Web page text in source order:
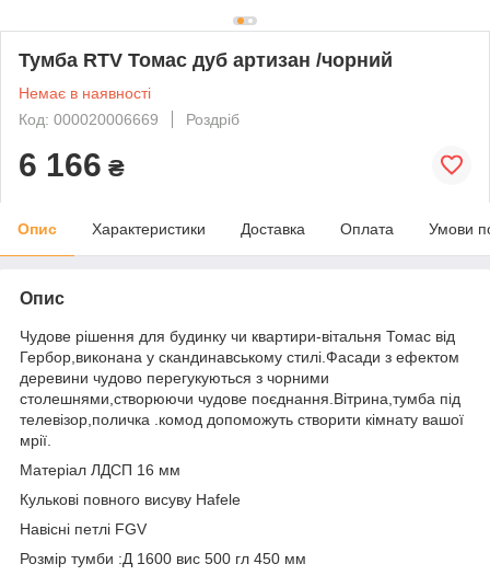
Тумба RTV Томас дуб артизан /чорний
Немає в наявності
Код: 000020006669
Роздріб
6 166 ₴
Опис Характеристики Доставка Оплата Умови
Опис
Чудове рішення для будинку чи квартири-вітальня Томас від
Гербор,виконана у скандинавському стилі.Фасади з ефектом
деревини чудово перегукуються з чорними
столешнями,створюючи чудове поєднання.Вітрина,тумба під
телевізор,поличка .комод допоможуть створити кімнату вашої
мрії.
Матеріал ЛДСП 16 мм
Кулькові повного висуву Hafele
Навісні петлі FGV
Розмір тумби :Д 1600 вис 500 гл 450 мм